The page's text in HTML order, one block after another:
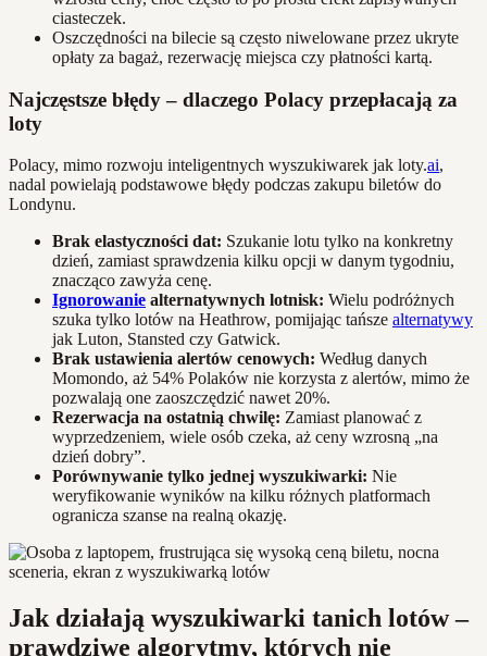
ciasteczek.
Oszczędności na bilecie są często niwelowane przez ukryte
opłaty za bagaż, rezerwację miejsca czy płatności kartą.
Najczęstsze błędy – dlaczego Polacy przepłacają za
loty
Polacy, mimo rozwoju inteligentnych wyszukiwarek jak loty.ai,
nadal powielają podstawowe błędy podczas zakupu biletów do
Londynu.
Brak elastyczności dat: Szukanie lotu tylko na konkretny
dzień, zamiast sprawdzenia kilku opcji w danym tygodniu,
znacząco zawyża cenę.
Ignorowanie alternatywnych lotnisk: Wielu podróżnych
szuka tylko lotów na Heathrow, pomijając tańsze alternatywy
jak Luton, Stansted czy Gatwick.
Brak ustawienia alertów cenowych: Według danych
Momondo, aż 54% Polaków nie korzysta z alertów, mimo że
pozwalają one zaoszczędzić nawet 20%.
Rezerwacja na ostatnią chwilę: Zamiast planować z
wyprzedzeniem, wiele osób czeka, aż ceny wzrosną „na
dzień dobry”.
Porównywanie tylko jednej wyszukiwarki: Nie
weryfikowanie wyników na kilku różnych platformach
ogranicza szanse na realną okazję.
Jak działają wyszukiwarki tanich lotów –
prawdziwe algorytmy, których nie